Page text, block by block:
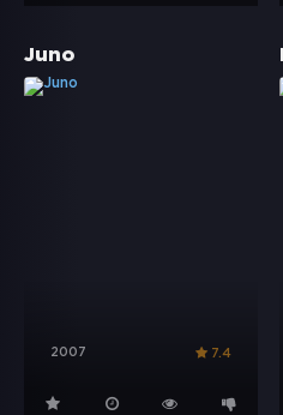
Juno
2007 7.4